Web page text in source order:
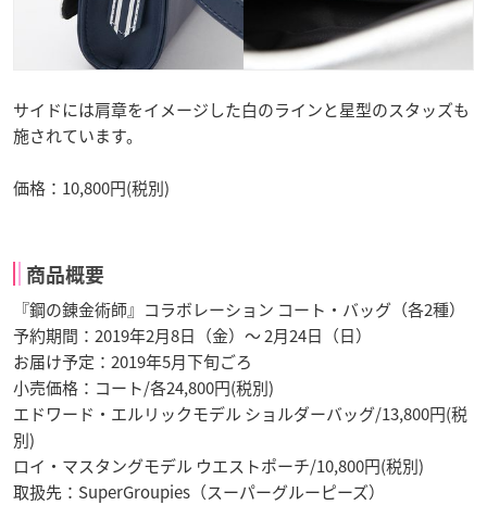
サイドには肩章をイメージした白のラインと星型のスタッズも
施されています。
価格：10,800円(税別)
商品概要
『鋼の錬金術師』コラボレーション コート・バッグ（各2種）
予約期間：2019年2月8日（金）～ 2月24日（日）
お届け予定：2019年5月下旬ごろ
小売価格：コート/各24,800円(税別)
エドワード・エルリックモデル ショルダーバッグ/13,800円(税
別)
ロイ・マスタングモデル ウエストポーチ/10,800円(税別)
取扱先：SuperGroupies（スーパーグルーピーズ）